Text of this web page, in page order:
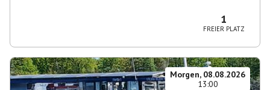
1
FREIER PLATZ
Morgen, 08.08.2026
13:00